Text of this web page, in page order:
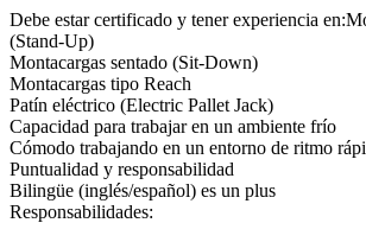
Debe estar certificado y tener experiencia
(Stand-Up)
Montacargas sentado (Sit-Down)
Montacargas tipo Reach
Patín eléctrico (Electric Pallet Jack)
Capacidad para trabajar en un ambiente frío
Cómodo trabajando en un entorno de ritmo
Puntualidad y responsabilidad
Bilingüe (inglés/español) es un plus
Responsabilidades: